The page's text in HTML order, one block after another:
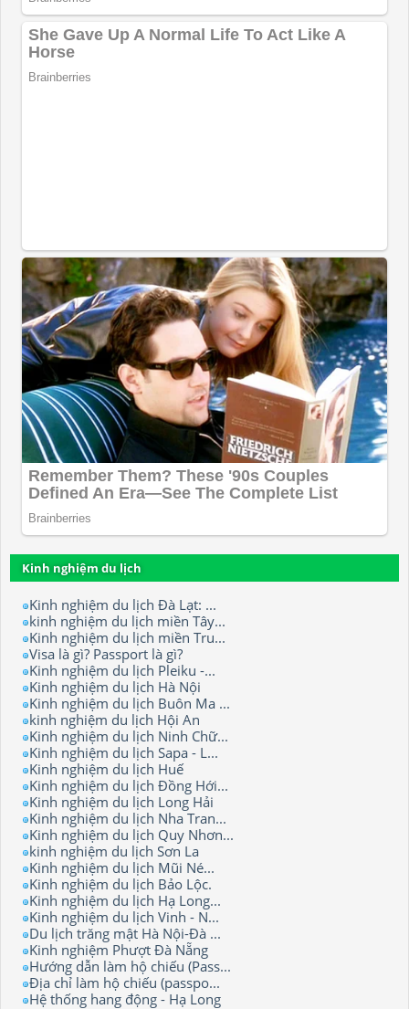
Kinh nghiệm du lịch
Kinh nghiệm du lịch Đà Lạt: ...
kinh nghiệm du lịch miền Tây...
Kinh nghiệm du lịch miền Tru...
Visa là gì? Passport là gì?
Kinh nghiệm du lịch Pleiku -...
Kinh nghiệm du lịch Hà Nội
Kinh nghiệm du lịch Buôn Ma ...
kinh nghiệm du lịch Hội An
Kinh nghiệm du lịch Ninh Chữ...
Kinh nghiệm du lịch Sapa - L...
Kinh nghiệm du lịch Huế
Kinh nghiệm du lịch Đồng Hới...
Kinh nghiệm du lịch Long Hải
Kinh nghiệm du lịch Nha Tran...
Kinh nghiệm du lịch Quy Nhơn...
kinh nghiệm du lịch Sơn La
Kinh nghiệm du lịch Mũi Né...
Kinh nghiệm du lịch Bảo Lộc.
Kinh nghiệm du lịch Hạ Long...
Kinh nghiệm du lịch Vinh - N...
Du lịch trăng mật Hà Nội-Đà ...
Kinh nghiệm Phượt Đà Nẵng
Hướng dẫn làm hộ chiếu (Pass...
Địa chỉ làm hộ chiếu (passpo...
Hệ thống hang động - Hạ Long